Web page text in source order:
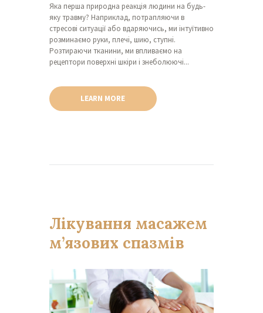
Яка перша природна реакція людини на будь-
яку травму? Наприклад, потрапляючи в
стресові ситуації або вдаряючись, ми інтуїтивно
розминаємо руки, плечі, шию, ступні.
Розтираючи тканини, ми впливаємо на
рецептори поверхні шкіри і знеболюючі...
LEARN MORE
Лікування масажем
м’язових спазмів